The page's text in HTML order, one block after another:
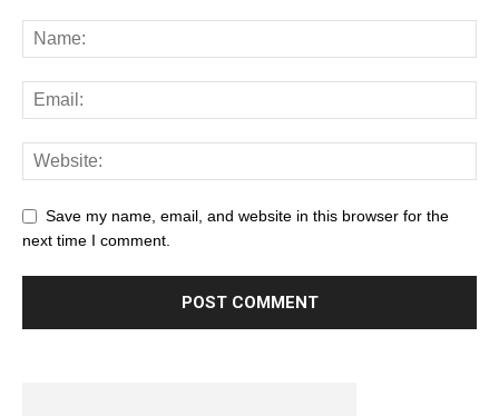
Save my name, email, and website in this browser for the
next time I comment.